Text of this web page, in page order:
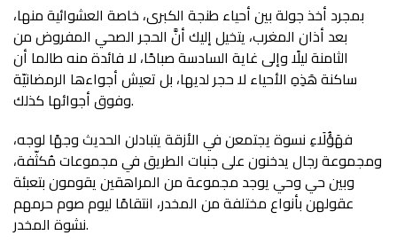
بمجرد أخذ جولة بين أحياء طنجة الكبرى، خاصة العشوائية منها،
بعد أذان المغرب، يتخيل إليك أنَّ الحجر الصحي المفروض من
الثامنة ليلًا وإلى غاية السادسة صباحًا، لا فائدة منه طالما أن
ساكنة هَذِهِ الأحياء لا حجر لديها، بل تعيش أجواءها الرمضانيّة
وفوق أجوائها كذلك.
فهَؤُلَاءِ نسوة يجتمعن في الأزقة يتبادلن الحديث وجهًا لوجه،
ومجموعة رجال يدخنون على جنبات الطريق في مجموعات مُكثّفة،
وبين حي وحي يوجد مجموعة من المراهقين يقومون بتعبئة
عقولهن بأنواع مختلفة من المخدر، انتقامًا ليوم صوم حرمهم
نشوة المخدر.